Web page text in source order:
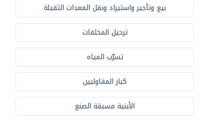
بيع وتأجير واستيراد ونقل المعدات الثقيلة
ترحيل المخلفات
تسرّب المياه
كبار المقاوليين
الأبنية مسبقة الصنع